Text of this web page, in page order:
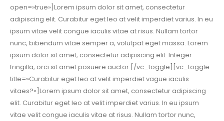
open=»true»]Lorem ipsum dolor sit amet, consectetur
adipiscing elit. Curabitur eget leo at velit imperdiet varius. In eu
ipsum vitae velit congue iaculis vitae at risus. Nullam tortor
nunc, bibendum vitae semper a, volutpat eget massa. Lorem
ipsum dolor sit amet, consectetur adipiscing elit. Integer
fringilla, orci sit amet posuere auctor.[/vc_toggle][vc_toggle
title=»Curabitur eget leo at velit imperdiet vague iaculis
vitaes?»]Lorem ipsum dolor sit amet, consectetur adipiscing
elit. Curabitur eget leo at velit imperdiet varius. In eu ipsum
vitae velit congue iaculis vitae at risus. Nullam tortor nunc,